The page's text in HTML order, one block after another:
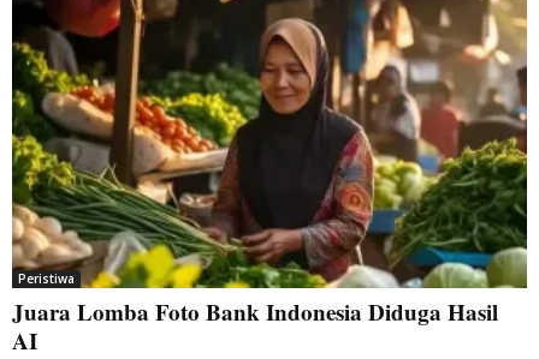
Peristiwa
Juara Lomba Foto Bank Indonesia Diduga Hasil
AI